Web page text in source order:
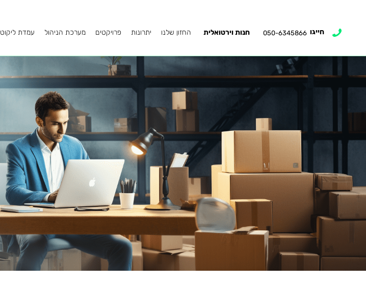
חייגו 050-6345866 חנות וירטואלית החזון שלנו יתרונות פרויקטים מערכת הניהול עמדת ליקוט